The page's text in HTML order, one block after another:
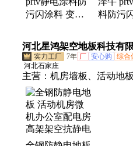
污闪涂料 变点
子用漆 泽牛
料防污
绝缘涂
桶
河北星鸿架空地板科技有
7年 厂 安心购 综合
河北石家庄
主营： 机房墙板、活动地
地板、全钢防静电地板、
陶瓷防静电地板、无边防
板、通风防静电地板、瓷
板、机房专用墙板、静电